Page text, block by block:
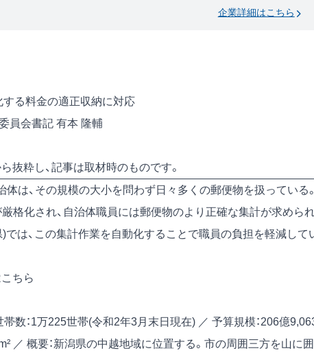
企業詳細はこちら
する料金の適正収納に対応
員会書記 有本 隆輔
粋し、記事は取材時のものです。
は、その規模の大小を問わず日々多くの郵便物を扱っている。
格化され、自治体職員には郵便物のより正確な集計が求めら
では、この集計作業を自動化することで職員の負担を軽減して
ちら
数：1万225世帯(令和2年3月末日現在) ／ 予算規模：206億
／ 概要：新潟県の中越地域に位置する。市の周囲三方を山に囲